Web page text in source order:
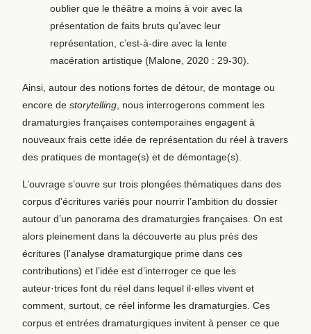
oublier que le théâtre a moins à voir avec la
présentation de faits bruts qu’avec leur
représentation, c’est-à-dire avec la lente
macération artistique (Malone, 2020 : 29-30).
Ainsi, autour des notions fortes de détour, de montage ou
encore de storytelling , nous interrogerons comment les
dramaturgies françaises contemporaines engagent à
nouveaux frais cette idée de représentation du réel à travers
des pratiques de montage(s) et de démontage(s).
L’ouvrage s’ouvre sur trois plongées thématiques dans des
corpus d’écritures variés pour nourrir l’ambition du dossier
autour d’un panorama des dramaturgies françaises. On est
alors pleinement dans la découverte au plus près des
écritures (l’analyse dramaturgique prime dans ces
contributions) et l’idée est d’interroger ce que les
auteur·trices font du réel dans lequel il·elles vivent et
comment, surtout, ce réel informe les dramaturgies. Ces
corpus et entrées dramaturgiques invitent à penser ce que